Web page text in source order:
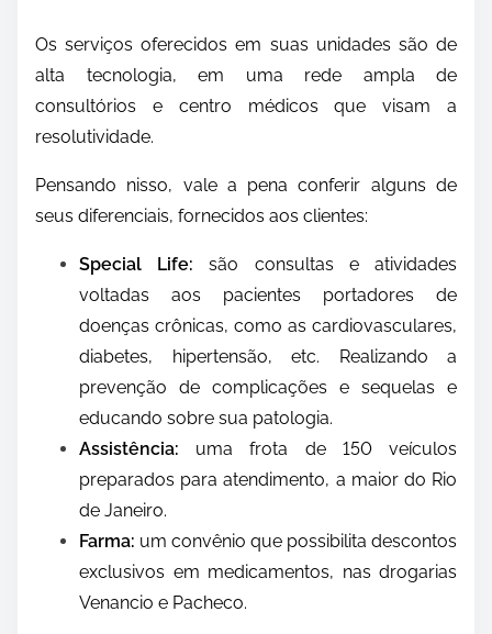
Os serviços oferecidos em suas unidades são de
alta tecnologia, em uma rede ampla de
consultórios e centro médicos que visam a
resolutividade.
Pensando nisso, vale a pena conferir alguns de
seus diferenciais, fornecidos aos clientes:
Special Life: são consultas e atividades
voltadas aos pacientes portadores de
doenças crônicas, como as cardiovasculares,
diabetes, hipertensão, etc. Realizando a
prevenção de complicações e sequelas e
educando sobre sua patologia.
Assistência: uma frota de 150 veículos
preparados para atendimento, a maior do Rio
de Janeiro.
Farma: um convênio que possibilita descontos
exclusivos em medicamentos, nas drogarias
Venancio e Pacheco.